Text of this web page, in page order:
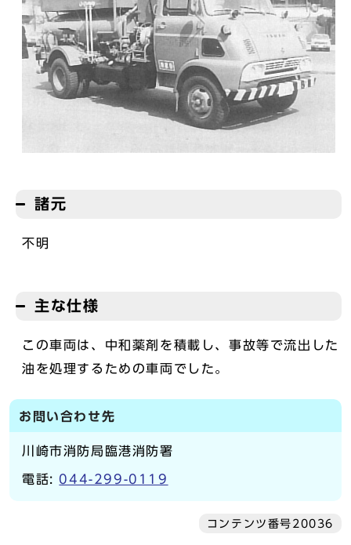
諸元
不明
主な仕様
この車両は、中和薬剤を積載し、事故等で流出した
油を処理するための車両でした。
お問い合わせ先
川崎市消防局臨港消防署
電話: 044-299-0119
コンテンツ番号20036